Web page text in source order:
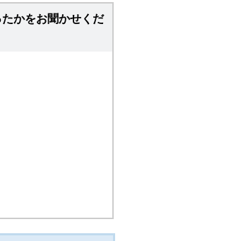
かをお聞かせくだ